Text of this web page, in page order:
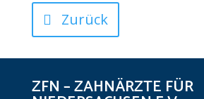
Zurück
ZFN – ZAHNÄRZTE FÜR